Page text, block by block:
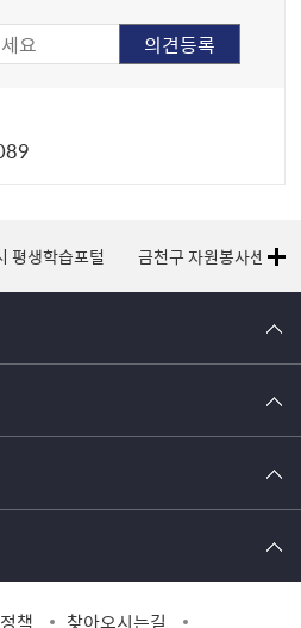
평생학습포털 금천구 자원봉사센터
책 찾아오시는길